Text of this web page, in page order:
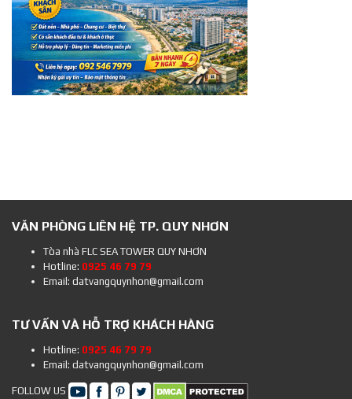
VĂN PHÒNG LIÊN HỆ TP. QUY NHƠN
Tòa nhà FLC SEA TOWER QUY NHƠN
Hotline: 0925 46 79 79
Email: datvangquynhon@gmail.com
TƯ VẤN VÀ HỖ TRỢ KHÁCH HÀNG
Hotline: 0925 46 79 79
Email: datvangquynhon@gmail.com
FOLLOW US